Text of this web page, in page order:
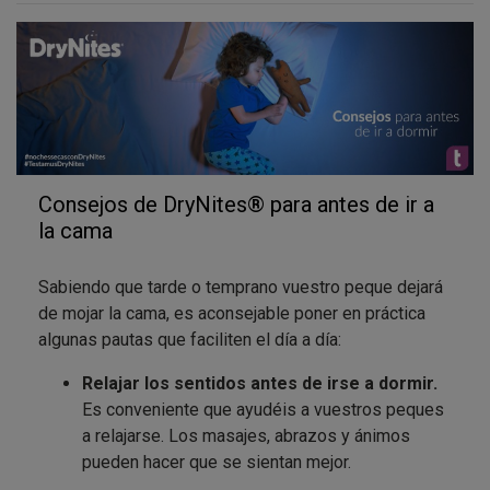
¿Tienes una imagen favorita? ¿Ya has votado y
comentado las que más te gustan?
que creemos!
Hablar con otro padre o madre que tiene un hijo que
también se hace pis por las noches es una buena
experiencia, ya que encontraréis comprensión y
seguramente podréis compartir aquellos consejos
que mejor os funcionan y pueden ayudar al otro.
En vuestras acciones tenéis activa una mini encuesta
en la que os preguntamos un poco de información
recibiréis testa-tickets ¡no os quedéis sin ellos!
Consejos de DryNites® para antes de ir a
la cama
Sabiendo que tarde o temprano vuestro peque dejará
de mojar la cama, es aconsejable poner en práctica
algunas pautas que faciliten el día a día:
Relajar los sentidos antes de irse a dormir.
Es conveniente que ayudéis a vuestros peques
a relajarse. Los masajes, abrazos y ánimos
pueden hacer que se sientan mejor.